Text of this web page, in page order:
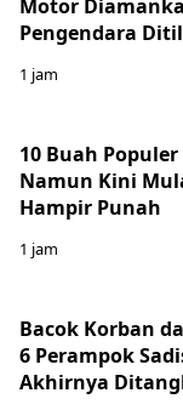
Motor
Pengendara
1 jam
10 Buah
Namun Kini
Hampir Punah
1 jam
Bacok Korban
6 Perampok
Akhirnya